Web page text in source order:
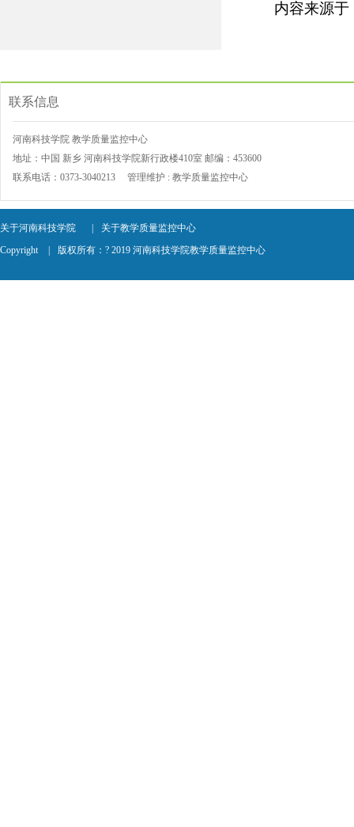
内容来源
联系信息
河南科技学院 教学质量监控中心
地址：中国 新乡 河南科技学院新行政楼410室 邮编：453600
联系电话：0373-3040213 管理维护 : 教学质量监控中心
关于河南科技学院
关于教学质量监控中心
Copyright
版权所有：? 2019 河南科技学院教学质量监控中心